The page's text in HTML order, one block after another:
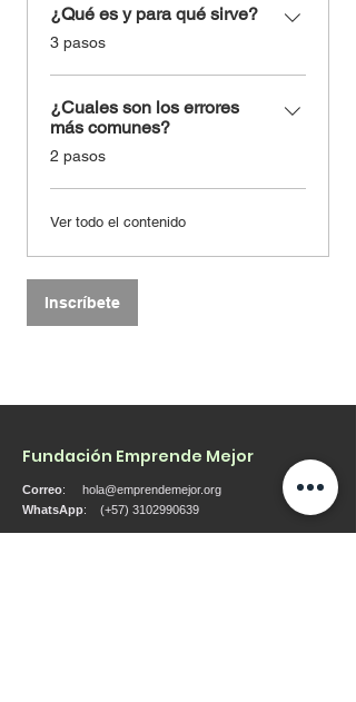
¿Qué es y para qué sirve?
.3 pasos
¿Cuales son los errores
más comunes?
.2 pasos
Ver todo el contenido
Inscríbete
Fundación Emprende Mejor
Correo: hola@emprendemejor.org
WhatsApp: (+57) 3102990639